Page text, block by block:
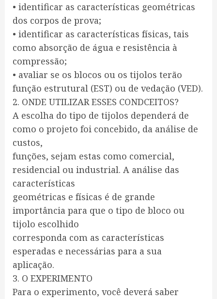
• identificar as características geométricas
dos corpos de prova;
• identificar as características físicas, tais
como absorção de água e resistência à
compressão;
• avaliar se os blocos ou os tijolos terão
função estrutural (EST) ou de vedação (VED).
2. ONDE UTILIZAR ESSES CONDCEITOS?
A escolha do tipo de tijolos dependerá de
como o projeto foi concebido, da análise de
custos,
funções, sejam estas como comercial,
residencial ou industrial. A análise das
características
geométricas e físicas é de grande
importância para que o tipo de bloco ou
tijolo escolhido
corresponda com as características
esperadas e necessárias para a sua
aplicação.
3. O EXPERIMENTO
Para o experimento, você deverá saber